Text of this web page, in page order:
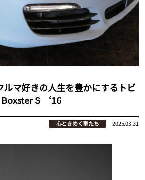
マ好きの人生を豊かにするトビ
Boxster S ‘16
心ときめく車たち 2025.03.31